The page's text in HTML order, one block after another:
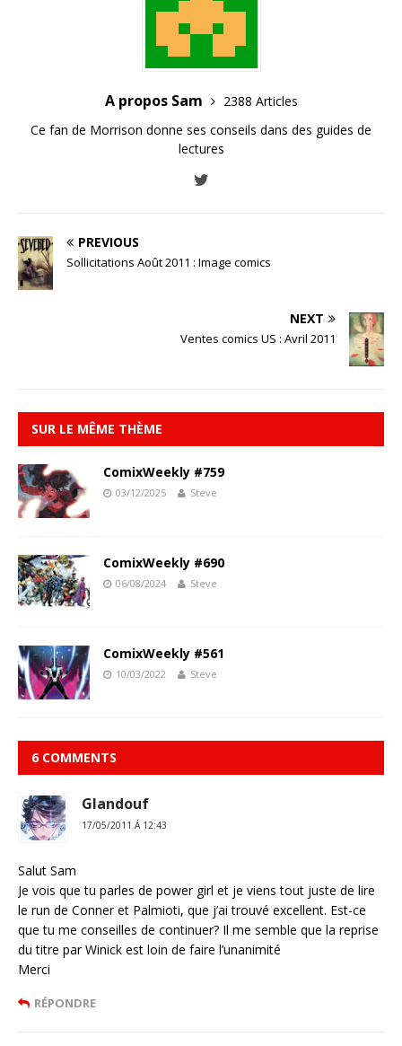
A propos Sam
2388 Articles
Ce fan de Morrison donne ses conseils dans des guides de
lectures
PREVIOUS
Sollicitations Août 2011 : Image comics
NEXT
Ventes comics US : Avril 2011
SUR LE MÊME THÈME
ComixWeekly #759
03/12/2025 Steve
ComixWeekly #690
06/08/2024 Steve
ComixWeekly #561
10/03/2022 Steve
6 COMMENTS
Glandouf
17/05/2011 Á 12:43
Salut Sam
Je vois que tu parles de power girl et je viens tout juste de lire
le run de Conner et Palmioti, que j’ai trouvé excellent. Est-ce
que tu me conseilles de continuer? Il me semble que la reprise
du titre par Winick est loin de faire l’unanimité
Merci
RÉPONDRE